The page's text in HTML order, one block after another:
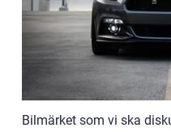
Bilmärket som vi ska